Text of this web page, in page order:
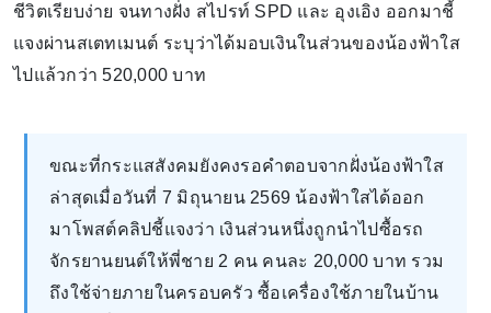
ชีวิตเรียบง่าย จนทางฝั่ง สไปรท์ SPD และ อุงเอิง ออกมาชี้
แจงผ่านสเตทเมนต์ ระบุว่าได้มอบเงินในส่วนของน้องฟ้าใส
ไปแล้วกว่า 520,000 บาท
ขณะที่กระแสสังคมยังคงรอคำตอบจากฝั่งน้องฟ้าใส
ล่าสุดเมื่อวันที่ 7 มิถุนายน 2569 น้องฟ้าใสได้ออก
มาโพสต์คลิปชี้แจงว่า เงินส่วนหนึ่งถูกนำไปซื้อรถ
จักรยานยนต์ให้พี่ชาย 2 คน คนละ 20,000 บาท รวม
ถึงใช้จ่ายภายในครอบครัว ซื้อเครื่องใช้ภายในบ้าน